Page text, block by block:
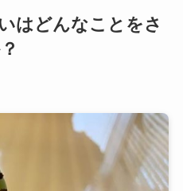
はどんなことをさ